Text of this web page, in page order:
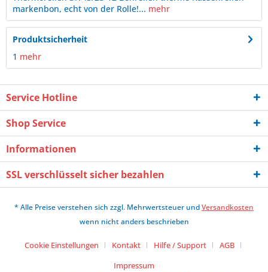
markenbon, echt von der Rolle!... mehr
Produktsicherheit
1 mehr
Service Hotline
Shop Service
Informationen
SSL verschlüsselt sicher bezahlen
* Alle Preise verstehen sich zzgl. Mehrwertsteuer undVersandkosten
wenn nicht anders beschrieben
Cookie Einstellungen Kontakt Hilfe / Support
AGB
Impressum